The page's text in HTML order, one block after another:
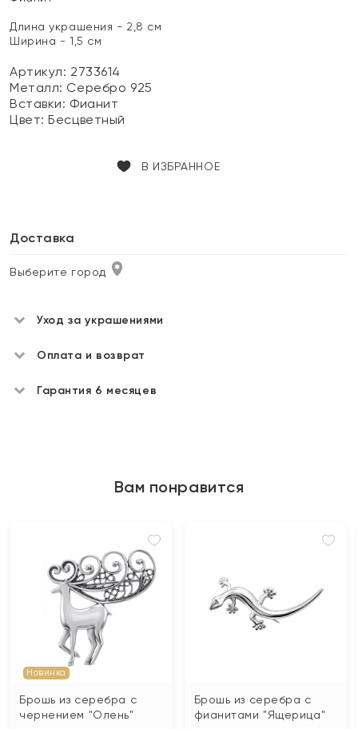
Длина украшения - 2,8 см
Ширина - 1,5 см
Артикул: 2733614
Металл: Серебро 925
Вставки: Фианит
Цвет:Бесцветный
В ИЗБРАННОЕ
Доставка
Выберите город
Уход за украшениями
Оплата и возврат
Гарантия 6 месяцев
Вам понравится
Новинка
Брошь из серебра с
чернением "Олень"
Брошь из серебра с
фианитами "Ящерица"